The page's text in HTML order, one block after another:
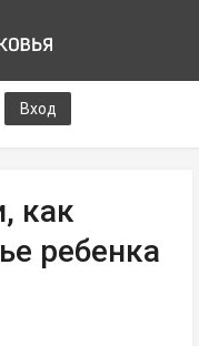
Вход
как
ребенка